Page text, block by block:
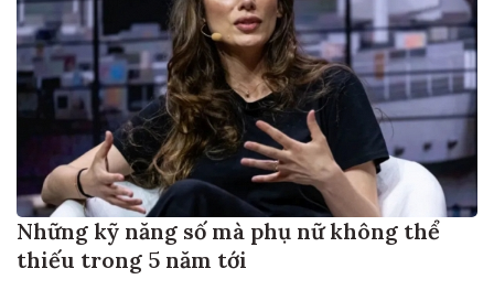
Những kỹ năng số mà phụ nữ không thể
thiếu trong 5 năm tới